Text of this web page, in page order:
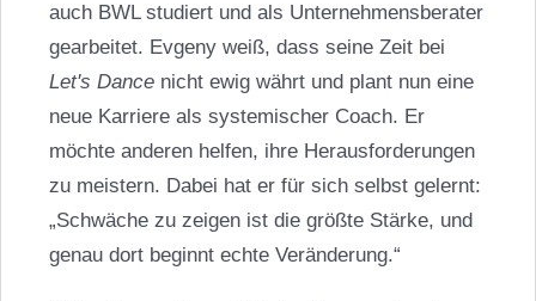
auch BWL studiert und als Unternehmensberater
gearbeitet. Evgeny weiß, dass seine Zeit bei
Let's Dancenicht ewig währt und plant nun eine
neue Karriere als systemischer Coach. Er
möchte anderen helfen, ihre Herausforderungen
zu meistern. Dabei hat er für sich selbst gelernt:
„Schwäche zu zeigen ist die größte Stärke, und
genau dort beginnt echte Veränderung.“